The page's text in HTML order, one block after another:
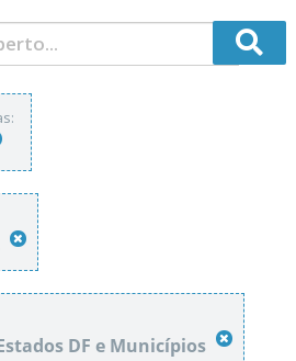
DF e Municípios